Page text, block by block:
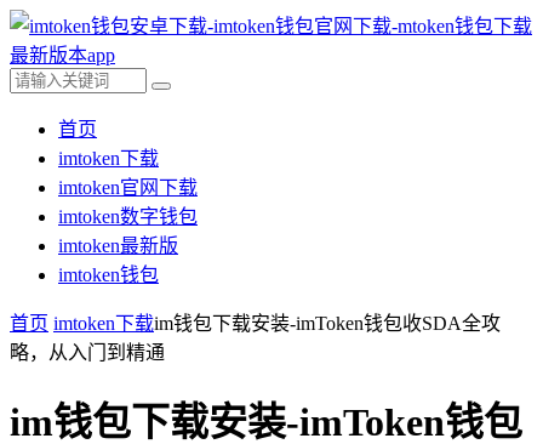
首页
imtoken下载
imtoken官网下载
imtoken数字钱包
imtoken最新版
imtoken钱包
首页 imtoken下载im钱包下载安装-imToken钱包收SDA全攻
略，从入门到精通
im钱包下载安装-imToken钱包